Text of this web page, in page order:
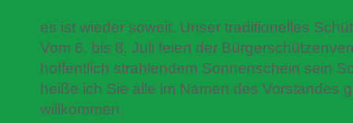
es ist wieder soweit. Unser traditionelles
Vom 6. bis 8. Juli feiert der
hoffentlich strahlendem Sonnenschein sein
heiße ich Sie alle im Namen des Vorstandes
willkommen.